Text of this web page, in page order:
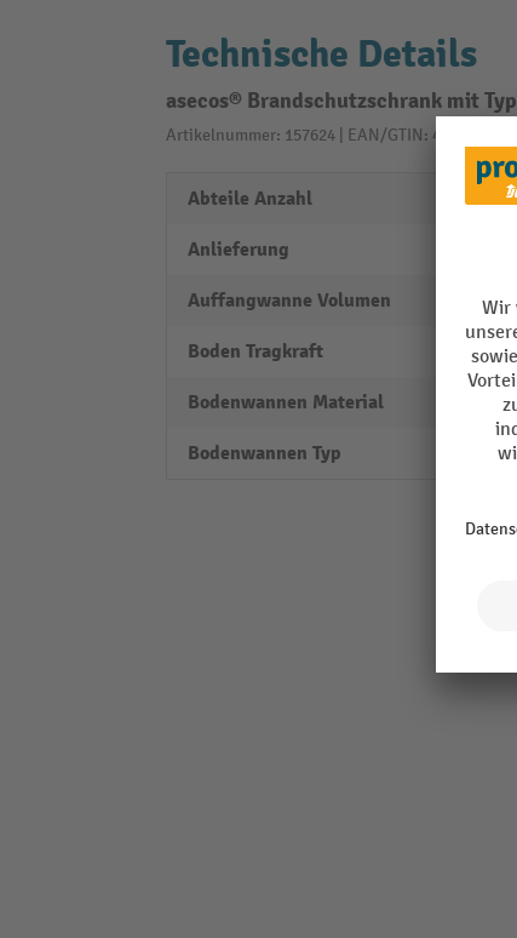
Technische Details
asecos® Brandschutzschrank mit
Artikelnummer: 157624 | EAN/GTIN:
Abteile Anzahl
Anlieferung
Auffangwanne Volumen 20
Boden Tragkraft 50
Bodenwannen Material
Bodenwannen Typ